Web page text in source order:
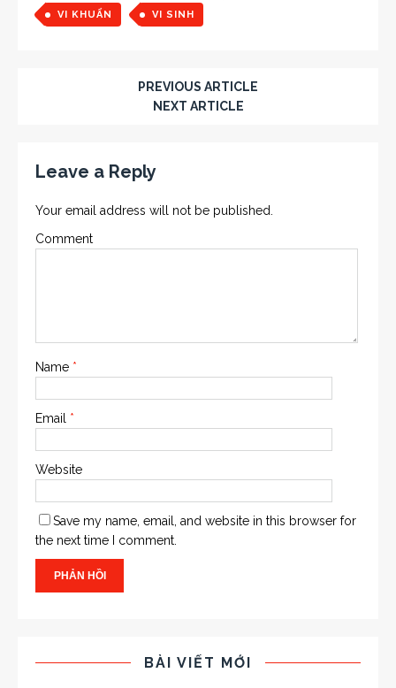
VI KHUẨN VI SINH
PREVIOUS ARTICLE
NEXT ARTICLE
Leave a Reply
Your email address will not be published.
Comment
Name *
Email *
Website
Save my name, email, and website in this browser for
the next time I comment.
BÀI VIẾT MỚI